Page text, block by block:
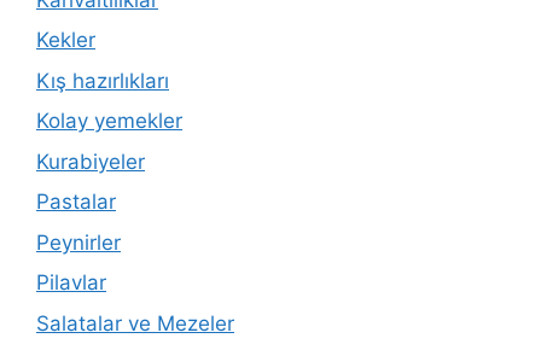
Kekler
Kış hazırlıkları
Kolay yemekler
Kurabiyeler
Pastalar
Peynirler
Pilavlar
Salatalar ve Mezeler